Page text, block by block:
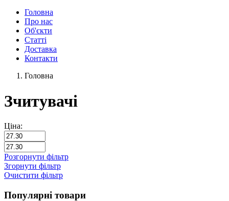
Головна
Про нас
Об'єкти
Статті
Доставка
Контакти
Головна
Зчитувачі
Ціна:
Розгорнути фільтр
Згорнути фільтр
Очистити фільтр
Популярні товари